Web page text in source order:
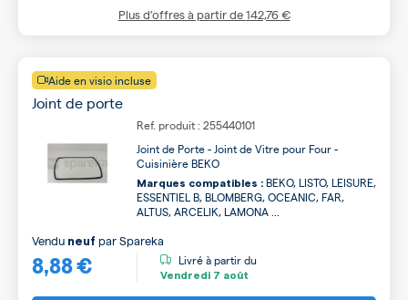
Plus d’offres à partir de142,76 €
Aide en visio incluse
Joint de porte
Ref. produit : 255440101
Joint de Porte - Joint de Vitre pour Four -
Cuisinière BEKO
Marques compatibles : BEKO, LISTO, LEISURE,
ESSENTIEL B, BLOMBERG, OCEANIC, FAR,
ALTUS, ARCELIK, LAMONA ...
8,88 €
Vendu neuf parSpareka
Livré à partir du
Vendredi 7 août